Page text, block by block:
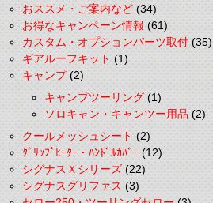
おススメ・ご案内など(34)
お得なキャンペーン情報(61)
カスタム・オプションパーツ取付(35)
ギアルーフキット(1)
キャンプ(2)
キャンプツーリング(1)
ソロキャン・キャンツー用品(2)
クールメッシュシート(2)
ｸﾞﾘｯﾌﾟﾋｰﾀｰ・ﾊﾝﾄﾞﾙｶﾊﾞｰ(12)
シグナスＸシリーズ(22)
シグナスグリファス(3)